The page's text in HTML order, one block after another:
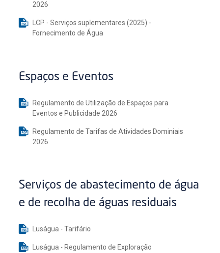
2026
LCP - Serviços suplementares (2025) -
Fornecimento de Água
Espaços e Eventos
Regulamento de Utilização de Espaços para
Eventos e Publicidade 2026
Regulamento de Tarifas de Atividades Dominiais
2026
Serviços de abastecimento de água
e de recolha de águas residuais
Luságua - Tarifário
Luságua - Regulamento de Exploração